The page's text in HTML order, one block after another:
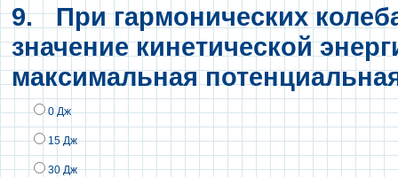
9. При гармонических
значение кинетической
максимальная
0 Дж
15 Дж
30 Дж